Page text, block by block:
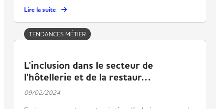
Lire la suite
TENDANCES MÉTIER
L'inclusion dans le secteur de
l'hôtellerie et de la restaur…
09/02/2024